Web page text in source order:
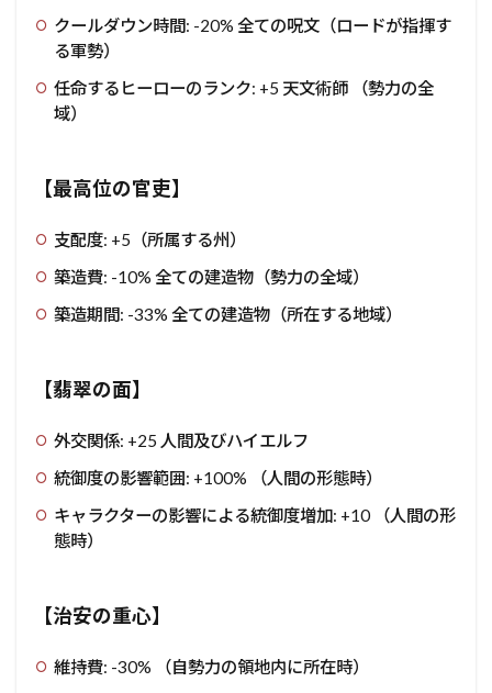
クールダウン時間: -20% 全ての呪文（ロードが指揮す
る軍勢）
任命するヒーローのランク: +5 天文術師 （勢力の全
域）
【最高位の官吏】
支配度: +5（所属する州）
築造費: -10% 全ての建造物（勢力の全域）
築造期間: -33% 全ての建造物（所在する地域）
【翡翠の面】
外交関係: +25 人間及びハイエルフ
統御度の影響範囲: +100% （人間の形態時）
キャラクターの影響による統御度増加: +10 （人間の形
態時）
【治安の重心】
維持費: -30% （自勢力の領地内に所在時）